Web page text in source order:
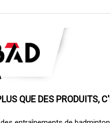
QUE DES PRODUITS,